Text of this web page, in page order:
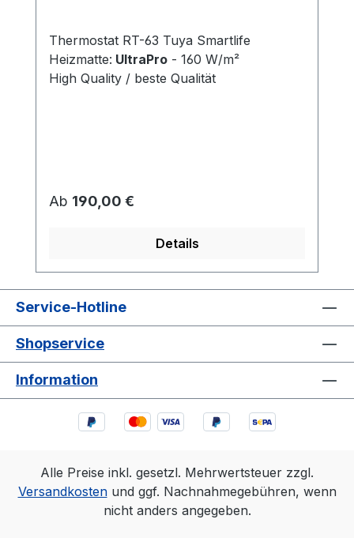
Thermostat RT-63 Tuya Smartlife
Heizmatte: UltraPro - 160 W/m²
High Quality / beste Qualität
Regulärer Preis:
Ab 190,00 €
Details
Service-Hotline
Shopservice
Information
Alle Preise inkl. gesetzl. Mehrwertsteuer zzgl.
Versandkostenund ggf. Nachnahmegebühren, wenn
nicht anders angegeben.